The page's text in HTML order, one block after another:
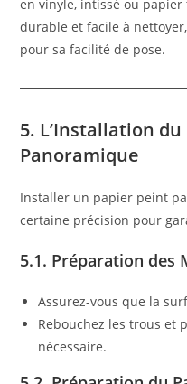
en vinyle, intissé ou
durable et facile à
pour sa facilité de pose.
5. L’Installation
Panoramique
Installer un papier peint
certaine précision pour
5.1. Préparation des
Assurez-vous que la
Rebouchez les trous et
nécessaire.